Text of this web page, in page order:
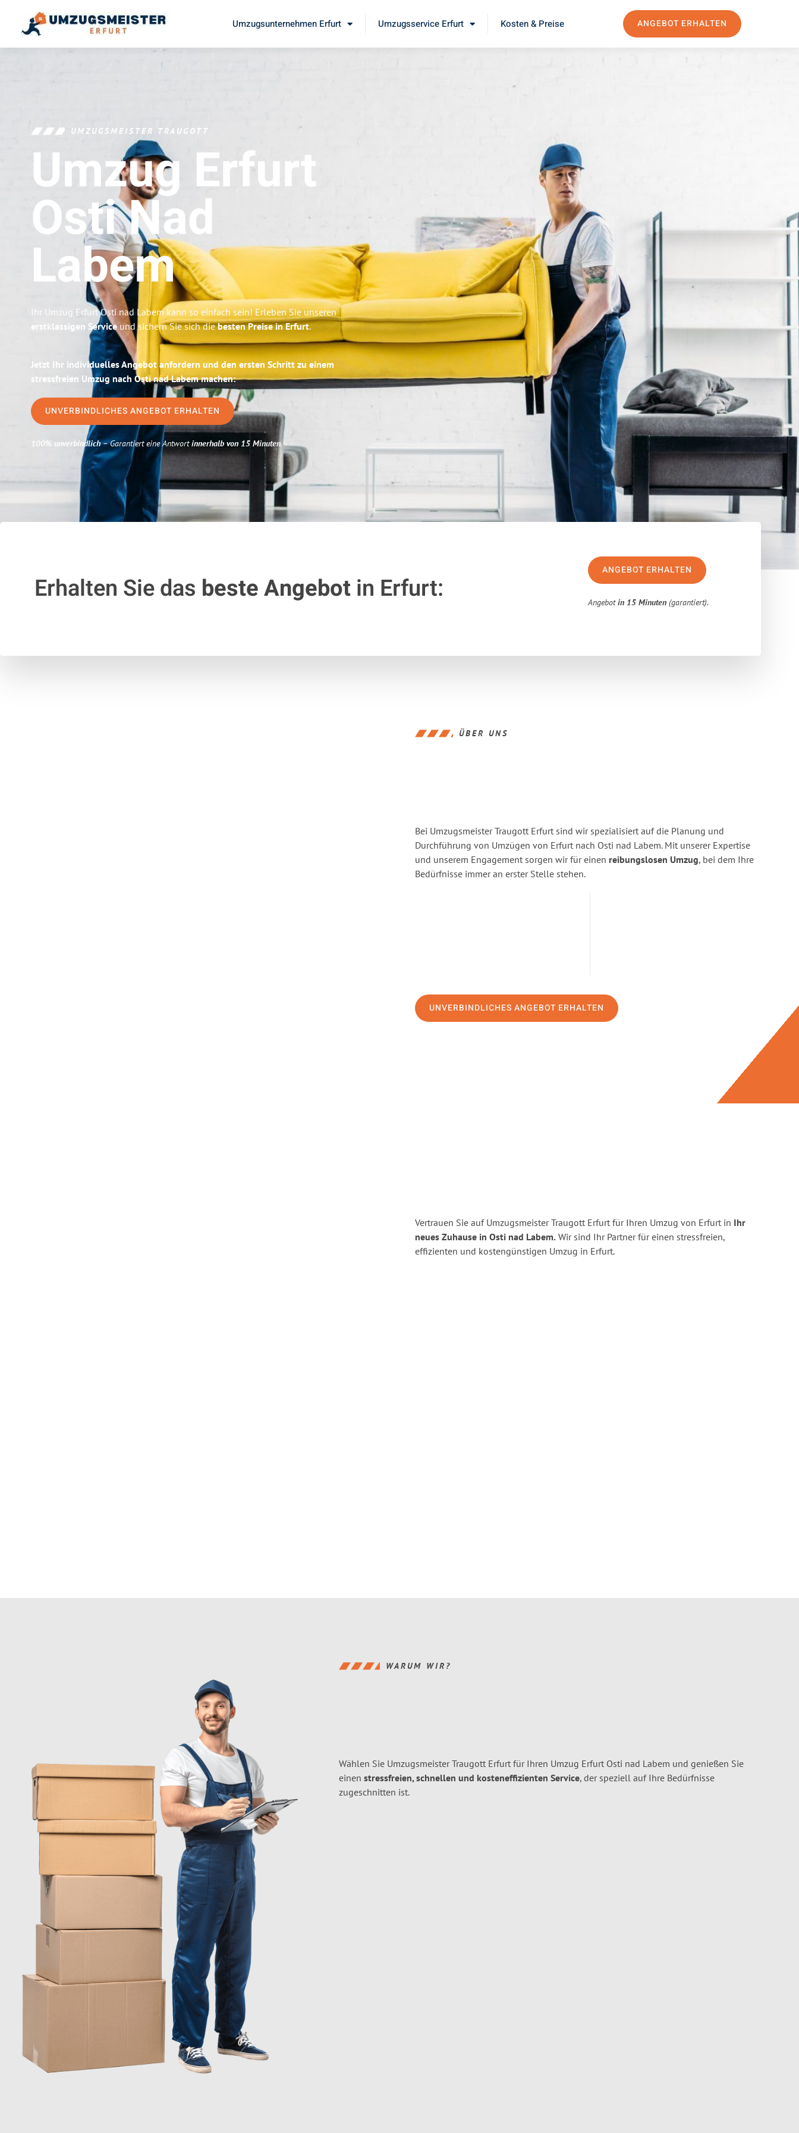
Umzugsunternehmen Erfurt Umzugsservice Erfurt Kosten & Preise ANGEBOT ERHALTEN
UMZUGSMEISTER TRAUGOTT
Umzug Erfurt
Osti Nad
Labem
Ihr Umzug Erfurt Osti nad Labem kann so einfach sein! Erleben Sie unseren
erstklassigen Serviceund sichern Sie sich diebesten Preise in Erfurt.
Jetzt Ihr individuelles Angebot anfordern und den ersten Schritt zu einem
stressfreien Umzug nach Osti nad Labem machen:
UNVERBINDLICHES ANGEBOT ERHALTEN
100% unverbindlich– Garantiert eine Antwortinnerhalb von 15 Minuten.
Erhalten Sie das beste Angebotin Erfurt:
ANGEBOT ERHALTEN
Angebotin 15 Minuten (garantiert).
ÜBER UNS
Bei Umzugsmeister Traugott Erfurt sind wir spezialisiert auf die Planung und
Durchführung von Umzügen von Erfurt nach Osti nad Labem. Mit unserer Expertise
und unserem Engagement sorgen wir für einen reibungslosen Umzug, bei dem Ihre
Bedürfnisse immer an erster Stelle stehen.
UNVERBINDLICHES ANGEBOT ERHALTEN
Vertrauen Sie auf Umzugsmeister Traugott Erfurt für Ihren Umzug von Erfurt in Ihr
neues Zuhause in Osti nad Labem. Wir sind Ihr Partner für einen stressfreien,
effizienten und kostengünstigen Umzug in Erfurt.
WARUM WIR?
Wählen Sie Umzugsmeister Traugott Erfurt für Ihren Umzug Erfurt Osti nad Labem und genießen Sie
einen stressfreien, schnellen und kosteneffizienten Service, der speziell auf Ihre Bedürfnisse
zugeschnitten ist.